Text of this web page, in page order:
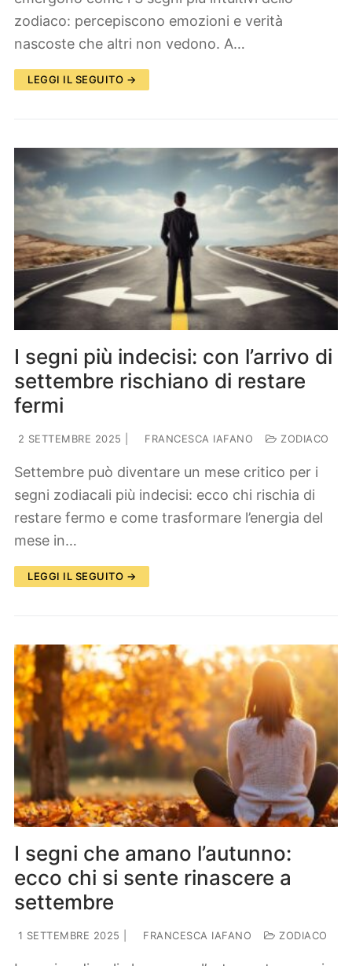
zodiaco: percepiscono emozioni e verità
nascoste che altri non vedono. A…
LEGGI IL SEGUITO →
I segni più indecisi: con l’arrivo di
settembre rischiano di restare
fermi
2 SETTEMBRE 2025 FRANCESCA IAFANO ZODIACO
Settembre può diventare un mese critico per i
segni zodiacali più indecisi: ecco chi rischia di
restare fermo e come trasformare l’energia del
mese in…
LEGGI IL SEGUITO →
I segni che amano l’autunno:
ecco chi si sente rinascere a
settembre
1 SETTEMBRE 2025 FRANCESCA IAFANO ZODIACO